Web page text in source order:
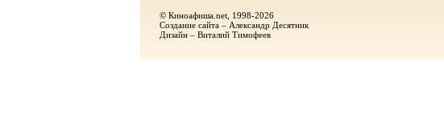
© Киноафиша.net, 1998-2026
Создание сайта – Александр Десятник
Дизайн – Виталий Тимофеев